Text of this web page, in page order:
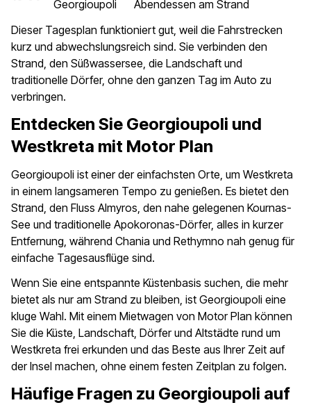
Georgioupoli
Abendessen am Strand
Dieser Tagesplan funktioniert gut, weil die Fahrstrecken
kurz und abwechslungsreich sind. Sie verbinden den
Strand, den Süßwassersee, die Landschaft und
traditionelle Dörfer, ohne den ganzen Tag im Auto zu
verbringen.
Entdecken Sie Georgioupoli und
Westkreta mit Motor Plan
Georgioupoli ist einer der einfachsten Orte, um Westkreta
in einem langsameren Tempo zu genießen. Es bietet den
Strand, den Fluss Almyros, den nahe gelegenen Kournas-
See und traditionelle Apokoronas-Dörfer, alles in kurzer
Entfernung, während Chania und Rethymno nah genug für
einfache Tagesausflüge sind.
Wenn Sie eine entspannte Küstenbasis suchen, die mehr
bietet als nur am Strand zu bleiben, ist Georgioupoli eine
kluge Wahl. Mit einem Mietwagen von Motor Plan können
Sie die Küste, Landschaft, Dörfer und Altstädte rund um
Westkreta frei erkunden und das Beste aus Ihrer Zeit auf
der Insel machen, ohne einem festen Zeitplan zu folgen.
Häufige Fragen zu Georgioupoli auf